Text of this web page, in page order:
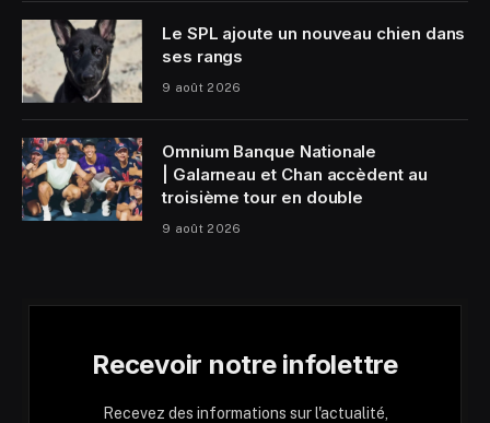
Le SPL ajoute un nouveau chien dans
ses rangs
9 août 2026
Omnium Banque Nationale
| Galarneau et Chan accèdent au
troisième tour en double
9 août 2026
Recevoir notre infolettre
Recevez des informations sur l'actualité,